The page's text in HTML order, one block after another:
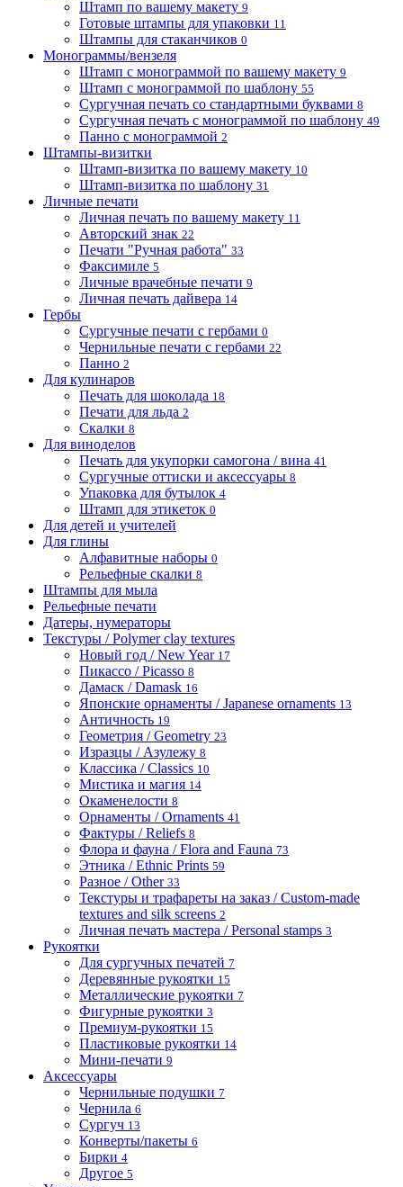
Штамп по вашему макету 9
Готовые штампы для упаковки 11
Штампы для стаканчиков 0
Монограммы/вензеля
Штамп с монограммой по вашему макету 9
Штамп с монограммой по шаблону 55
Сургучная печать со стандартными буквами 8
Сургучная печать с монограммой по шаблону 49
Панно с монограммой 2
Штампы-визитки
Штамп-визитка по вашему макету 10
Штамп-визитка по шаблону 31
Личные печати
Личная печать по вашему макету 11
Авторский знак 22
Печати "Ручная работа" 33
Факсимиле 5
Личные врачебные печати 9
Личная печать дайвера 14
Гербы
Сургучные печати с гербами 0
Чернильные печати с гербами 22
Панно 2
Для кулинаров
Печать для шоколада 18
Печати для льда 2
Скалки 8
Для виноделов
Печать для укупорки самогона / вина 41
Сургучные оттиски и аксессуары 8
Упаковка для бутылок 4
Штамп для этикеток 0
Для детей и учителей
Для глины
Алфавитные наборы 0
Рельефные скалки 8
Штампы для мыла
Рельефные печати
Датеры, нумераторы
Текстуры / Polymer clay textures
Новый год / New Year 17
Пикассо / Picasso 8
Дамаск / Damask 16
Японские орнаменты / Japanese ornaments 13
Античность 19
Геометрия / Geometry 23
Изразцы / Азулежу 8
Классика / Classics 10
Мистика и магия 14
Окаменелости 8
Орнаменты / Ornaments 41
Фактуры / Reliefs 8
Флора и фауна / Flora and Fauna 73
Этника / Ethnic Prints 59
Разное / Other 33
Текстуры и трафареты на заказ / Custom-made
textures and silk screens 2
Личная печать мастера / Personal stamps 3
Рукоятки
Для сургучных печатей 7
Деревянные рукоятки 15
Металлические рукоятки 7
Фигурные рукоятки 3
Премиум-рукоятки 15
Пластиковые рукоятки 14
Мини-печати 9
Аксессуары
Чернильные подушки 7
Чернила 6
Сургуч 13
Конверты/пакеты 6
Бирки 4
Другое 5